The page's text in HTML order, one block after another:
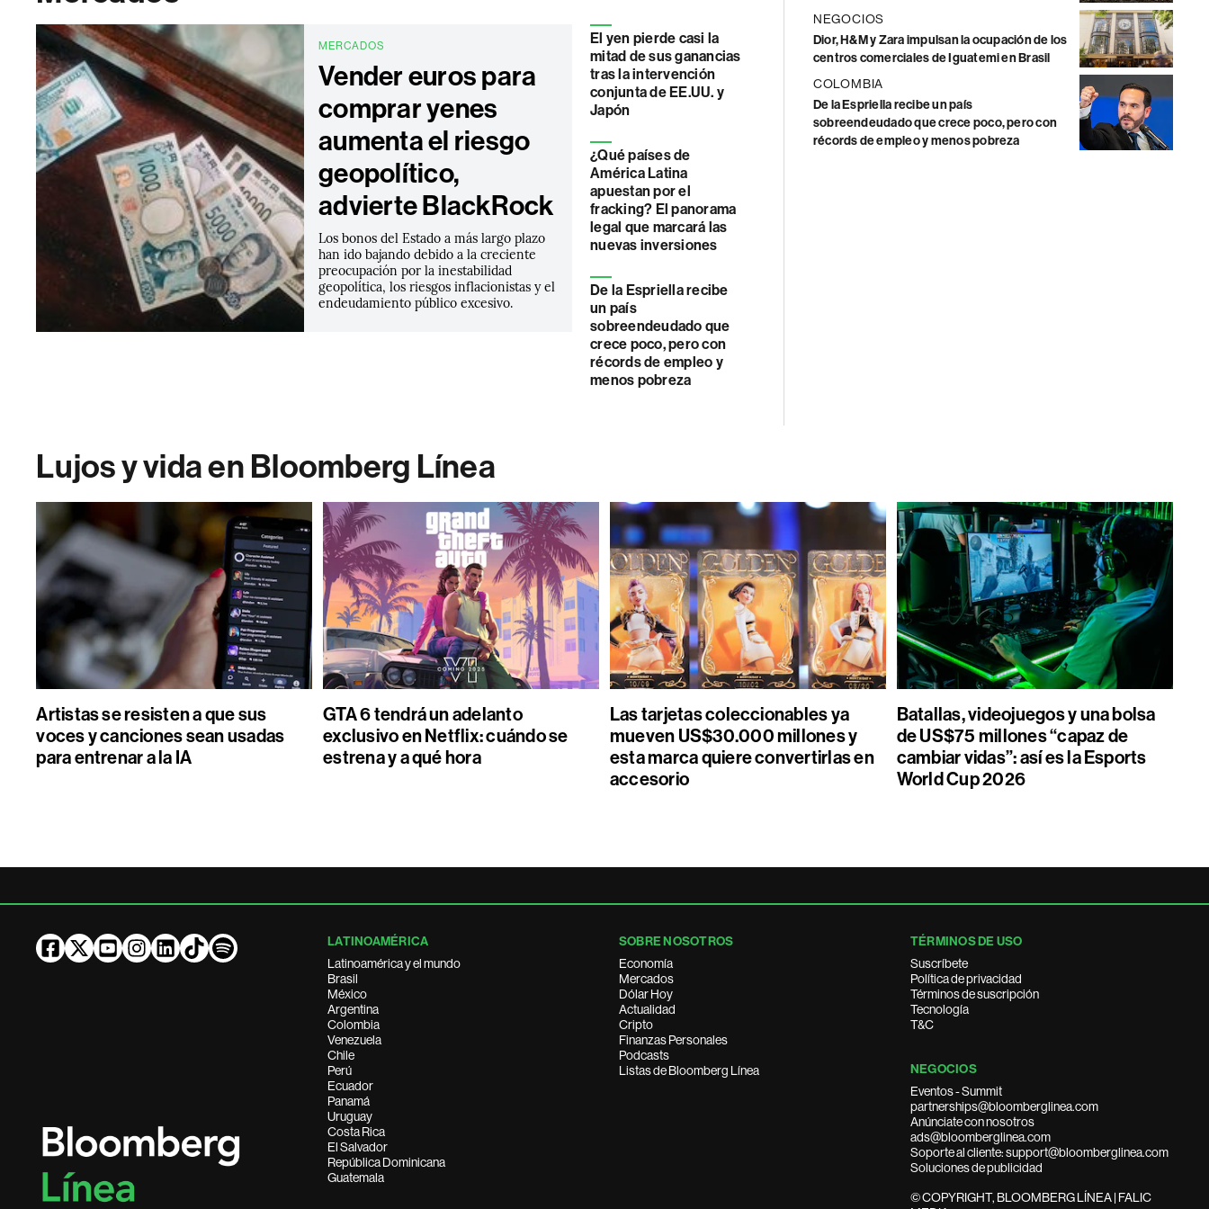
MERCADOS
Vender euros para
comprar yenes
aumenta el riesgo
geopolítico,
advierte BlackRock
Los bonos del Estado a más largo plazo
han ido bajando debido a la creciente
preocupación por la inestabilidad
geopolítica, los riesgos inflacionistas y el
endeudamiento público excesivo.
El yen pierde casi la
mitad de sus ganancias
tras la intervención
conjunta de EE.UU. y
Japón
¿Qué países de
América Latina
apuestan por el
fracking? El panorama
legal que marcará las
nuevas inversiones
De la Espriella recibe
un país
sobreendeudado que
crece poco, pero con
récords de empleo y
menos pobreza
NEGOCIOS
Dior, H&M y Zara impulsan la ocupación de los
centros comerciales de Iguatemi en Brasil
COLOMBIA
De la Espriella recibe un país
sobreendeudado que crece poco, pero con
récords de empleo y menos pobreza
Lujos y vida en Bloomberg Línea
Artistas se resisten a que sus
voces y canciones sean usadas
para entrenar a la IA
GTA 6 tendrá un adelanto
exclusivo en Netflix: cuándo se
estrena y a qué hora
Las tarjetas coleccionables ya
mueven US$30.000 millones y
esta marca quiere convertirlas en
accesorio
Batallas, videojuegos y una bolsa
de US$75 millones “capaz de
cambiar vidas”: así es la Esports
World Cup 2026
LATINOAMÉRICA
Latinoamérica y el mundo
Brasil
México
Argentina
Colombia
Venezuela
Chile
Perú
Ecuador
Panamá
Uruguay
Costa Rica
El Salvador
República Dominicana
Guatemala
SOBRE NOSOTROS
Economía
Mercados
Dólar Hoy
Actualidad
Cripto
Finanzas Personales
Podcasts
Listas de Bloomberg Línea
TÉRMINOS DE USO
Suscríbete
Política de privacidad
Términos de suscripción
Tecnología
T&C
NEGOCIOS
Eventos - Summit
partnerships@bloomberglinea.com
Anúnciate con nosotros
ads@bloomberglinea.com
Soporte al cliente: support@bloomberglinea.com
Soluciones de publicidad
© COPYRIGHT, BLOOMBERG LÍNEA | FALIC